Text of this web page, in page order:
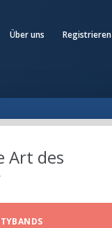
Über uns Registrieren
Art des